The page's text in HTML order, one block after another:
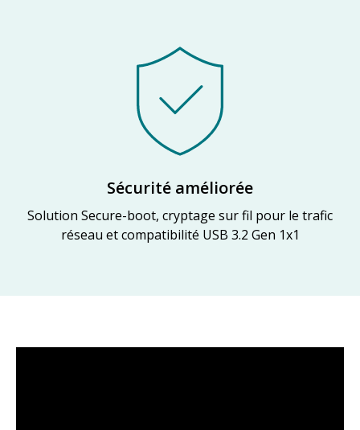
Sécurité améliorée
Solution Secure-boot, cryptage sur fil pour le trafic
réseau et compatibilité USB 3.2 Gen 1x1